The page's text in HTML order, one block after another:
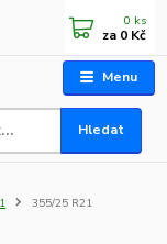
Menu
Hledat
0 ks
za 0 Kč
355/25 R21